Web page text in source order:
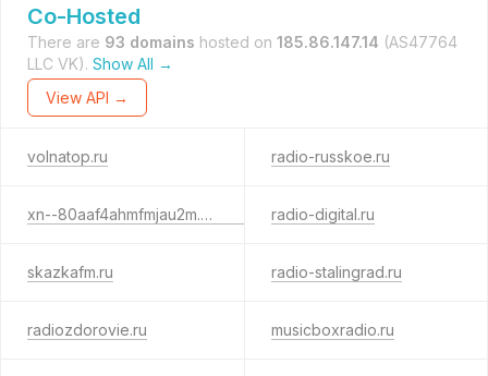
Co-Hosted
There are 93 domains hosted on 185.86.147.14 (AS47764
LLC VK). Show All →
View API →
volnatop.ru radio-russkoe.ru
xn--80aaf4ahmfmjau2m.xn--p1ai radio-digital.ru
skazkafm.ru radio-stalingrad.ru
radiozdorovie.ru musicboxradio.ru